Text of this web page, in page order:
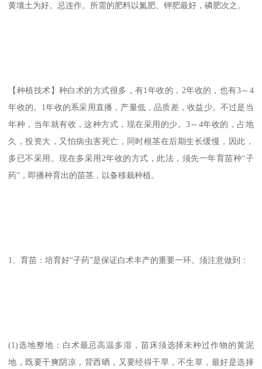
黄壤土为好。忌连作。所需的肥料以氮肥、钾肥最好，磷肥次之。
【种植技术】种白术的方式很多，有1年收的，2年收的，也有3～4
年收的。1年收的系采用直播，产量低，品质差，收益少。不过是当
年种，当年就有收，这种方式，现在采用的少。3～4年收的，占地
久，投资大，又怕病虫害死亡，同时根茎在后期生长缓慢，因此，
多已不采用。现在多采用2年收的方式，此法，须先一年育苗种“子
药”，即播种育出的苗茎，以备移栽种植。
1、育苗：培育好“子药”是保证白术丰产的重要一环。须注意做到：
(1)选地整地：白术最忌高温多湿，苗床须选择未种过作物的黄泥
地，既要干爽阴凉，背西晒，又要经得干旱，不生草，最好是选择